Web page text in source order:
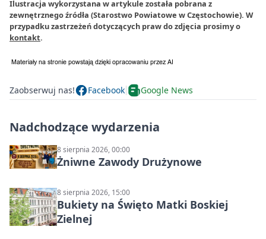
Ilustracja wykorzystana w artykule została pobrana z
zewnętrznego źródła (Starostwo Powiatowe w Częstochowie). W
przypadku zastrzeżeń dotyczących praw do zdjęcia prosimy o
kontakt.
Zaobserwuj nas! Facebook Google News
Nadchodzące wydarzenia
8 sierpnia 2026, 00:00
Żniwne Zawody Drużynowe
8 sierpnia 2026, 15:00
Bukiety na Święto Matki Boskiej
Zielnej